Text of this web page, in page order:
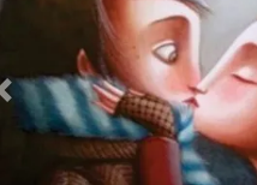
Anterior